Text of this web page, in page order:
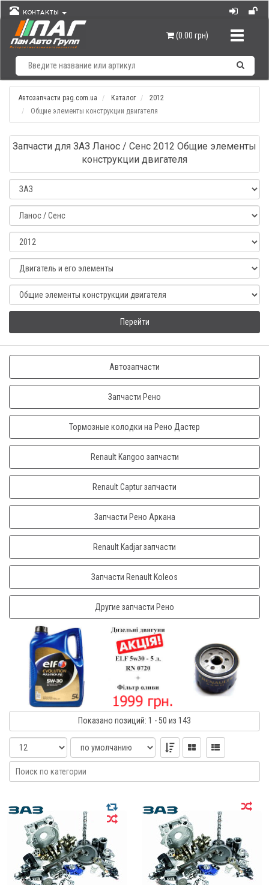
КОНТАКТЫ
(0.00 грн)
Автозапчасти pag.com.ua Каталог
2012
Общие элементы конструкции двигателя
Запчасти для ЗАЗ Ланос / Сенс 2012 Общие элементы
конструкции двигателя
Перейти
Автозапчасти
Запчасти Рено
Тормозные колодки на Рено Дастер
Renault Kangoo запчасти
Renault Captur запчасти
Запчасти Рено Аркана
Renault Kadjar запчасти
Запчасти Renault Koleos
Другие запчасти Рено
Показано позиций: 1 - 50 из 143